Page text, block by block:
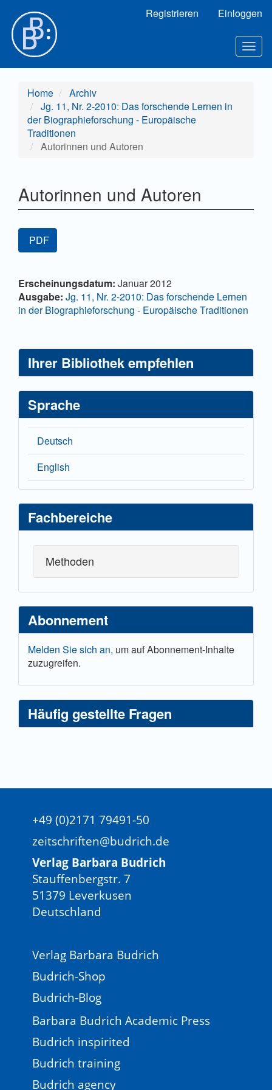
Hauptinhalt
Sidebar
Registrieren Einloggen
Home
Archiv
Jg. 11, Nr. 2-2010: Das forschende Lernen in
der Biographieforschung - Europäische
Traditionen
Autorinnen und Autoren
Autorinnen und Autoren
Artikel-
Sidebar
PDF
Hauptsächlicher
Artikelinhalt
Artikel-
Details
Erscheinungsdatum: Januar 2012
Ausgabe: Jg. 11, Nr. 2-2010: Das forschende Lernen
in der Biographieforschung - Europäische Traditionen
Ihrer Bibliothek empfehlen
Sprache
Deutsch
English
Fachbereiche
Methoden
Abonnement
Melden Sie sich an, um auf Abonnement-Inhalte
zuzugreifen.
Häufig gestellte Fragen
+49 (0)2171 79491-50
zeitschriften@budrich.de
Verlag Barbara Budrich
Stauffenbergstr. 7
51379 Leverkusen
Deutschland
Verlag Barbara Budrich
Budrich-Shop
Budrich-Blog
Barbara Budrich Academic Press
Budrich inspirited
Budrich training
Budrich agency